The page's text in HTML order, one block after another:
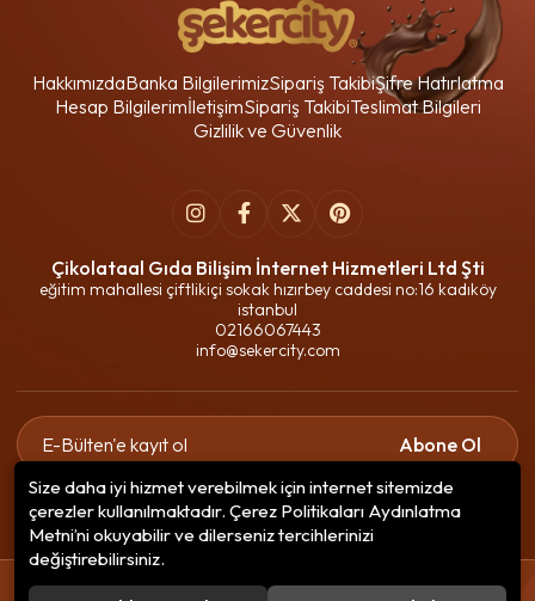
HakkımızdaBanka BilgilerimizSipariş TakibiŞifre Hatırlatma
Hesap BilgilerimİletişimSipariş TakibiTeslimat Bilgileri
Gizlilik ve Güvenlik
Çikolataal Gıda Bilişim İnternet Hizmetleri Ltd Şti
eğitim mahallesi çiftlikiçi sokak hızırbey caddesi no:16 kadıköy
istanbul
02166067443
info@sekercity.com
Abone Ol
Gizlilik politikasınıokudum ve elektronik posta almayı kabul
ediyorum.
© 2020Çikolataal Gıda Bilişim. Tüm hakları saklıdır.
Size daha iyi hizmet verebilmek için internet sitemizde
çerezler kullanılmaktadır. Çerez Politikaları Aydınlatma
Metni’ni okuyabilir ve dilerseniz tercihlerinizi
değiştirebilirsiniz.